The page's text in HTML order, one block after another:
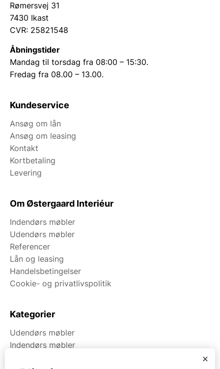
Rømersvej 31
7430 Ikast
CVR: 25821548
Åbningstider
Mandag til torsdag fra 08:00 – 15:30.
Fredag fra 08.00 – 13.00.
Kundeservice
Ansøg om lån
Ansøg om leasing
Kontakt
Kortbetaling
Levering
Om Østergaard Interiéur
Indendørs møbler
Udendørs møbler
Referencer
Lån og leasing
Handelsbetingelser
Cookie- og privatlivspolitik
Kategorier
Udendørs møbler
Indendørs møbler
x